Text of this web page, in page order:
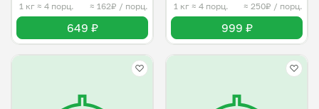
1 кг ≈ 4 порц. ≈ 162₽ / порц.
649 ₽
1 кг ≈ 4 порц. ≈ 250₽ / порц.
999 ₽